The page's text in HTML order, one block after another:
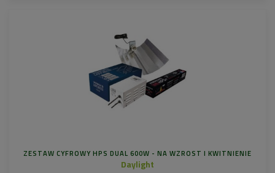
ZESTAW CYFROWY HPS DUAL 600W - NA WZROST I KWITNIENIE
Daylight